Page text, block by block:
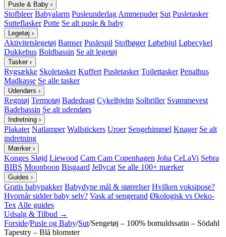
Pusle & Baby ›
Stofbleer Babyalarm Pusleunderlag Ammepuder Sut Pusletasker
Sutteflasker Potte Se alt pusle & baby
Legetøj ›
Aktivitetslegetøj Bamser Puslespil Stofbøger Løbehjul Løbecykel
Dukkehus Boldbassin Se alt legetøj
Tasker ›
Rygsække Skoletasker Kuffert Pusletasker Toilettasker Penalhus
Madkasse Se alle tasker
Udendørs ›
Regntøj Termotøj Badedragt Cykelhjelm Solbriller Svømmevest
Badebassin Se alt udendørs
Indretning ›
Plakater Natlamper Wallstickers Uroer Sengehimmel Knager Se alt
indretning
Mærker ›
Konges Sløjd Liewood Cam Cam Copenhagen Joha CeLaVi Sebra
BIBS Moonboon Bisgaard Jellycat Se alle 100+ mærker
Guides ›
Gratis babypakker Babydyne mål & størrelser Hvilken voksipose?
Hvornår sidder baby selv? Vask af sengerand Økologisk vs Oeko-
Tex Alle guides
Udsalg & Tilbud →
Forside/Pusle og Baby/Sut/Sengetøj – 100% bomuldssatin – Södahl
Tapestry – Blå blomster